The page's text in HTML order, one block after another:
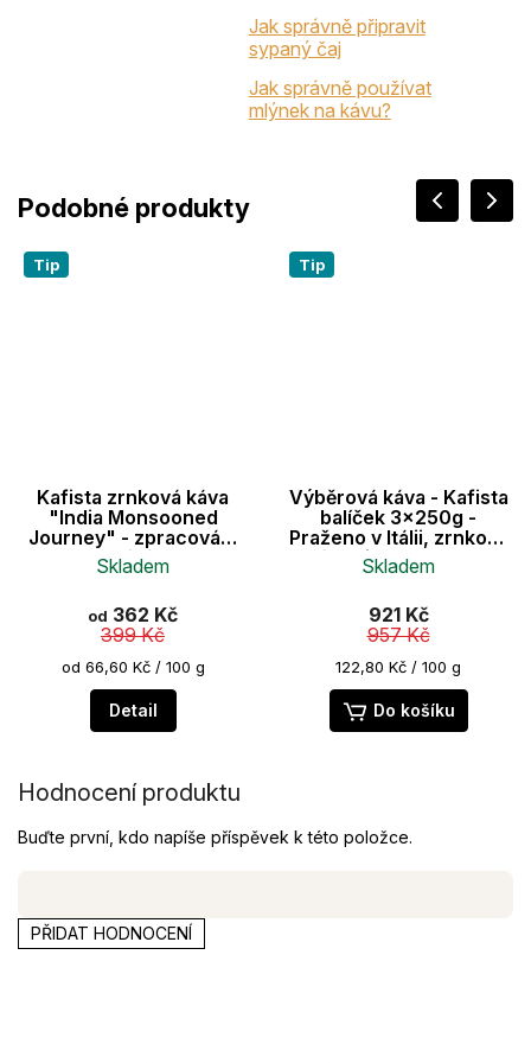
Jak správně připravit
sypaný čaj
Jak správně používat
mlýnek na kávu?
Tip
Kafista zrnková káva
"India Monsooned
Journey" - zpracování
monzunováním - 100%
Robusta - Fairtrade -
plně automatické
kávovary
Skladem
od 362 Kč
399 Kč
Měrná
cena:
od 66,60 Kč / 100 g
Detail
Tip
Výběrová káva - Kafista
balíček 3x250g -
Praženo v Itálii, zrnková
káva Fiartrade, SCA
(Sezónní výběr)
Skladem
921 Kč
957 Kč
Měrná
cena:
122,80 Kč / 100 g
Do košíku
Hodnocení produktu
Buďte první, kdo napíše příspěvek k této položce.
PŘIDAT HODNOCENÍ